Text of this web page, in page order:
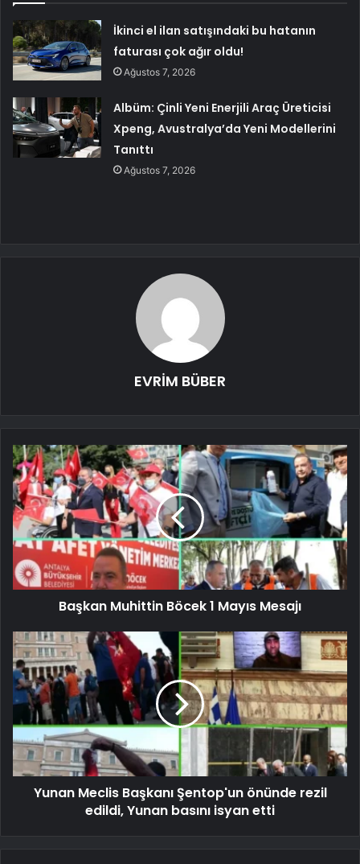
İkinci el ilan satışındaki bu hatanın
faturası çok ağır oldu!
Ağustos 7, 2026
Albüm: Çinli Yeni Enerjili Araç Üreticisi
Xpeng, Avustralya’da Yeni Modellerini
Tanıttı
Ağustos 7, 2026
EVRİM BÜBER
Başkan Muhittin Böcek 1 Mayıs Mesajı
Yunan Meclis Başkanı Şentop'un önünde rezil
edildi, Yunan basını isyan etti